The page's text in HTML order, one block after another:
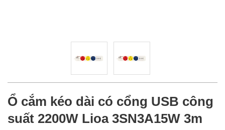
Ổ cắm kéo dài có cổng USB công
suất 2200W Lioa 3SN3A15W 3m